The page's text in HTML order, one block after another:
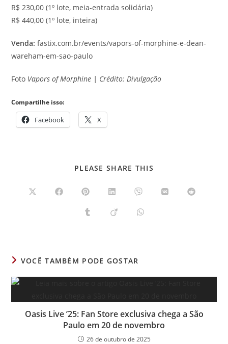
R$ 230,00 (1º lote, meia-entrada solidária)
R$ 440,00 (1º lote, inteira)
Venda: fastix.com.br/events/vapors-of-morphine-e-dean-
wareham-em-sao-paulo
Foto Vapors of Morphine | Crédito: Divulgação
Compartilhe isso:
Facebook X
PLEASE SHARE THIS
Abre
Abre Abre
uma
nova
Abre
uma
nova
Abre
uma
nova
Abre Abre
Abre Abre Abre
VOCÊ TAMBÉM PODE GOSTAR
Oasis Live ’25: Fan Store exclusiva chega a São
Paulo em 20 de novembro
26 de outubro de 2025